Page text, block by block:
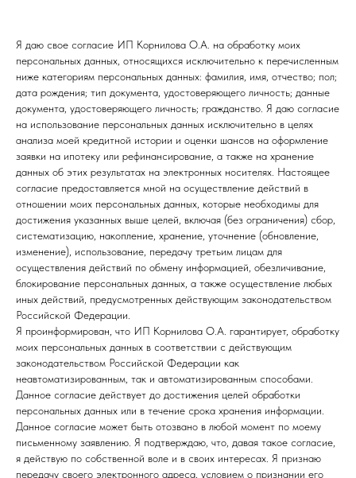
Я даю свое согласие ИП Корнилова О.А. на обработку моих
персональных данных, относящихся исключительно к перечисленным
ниже категориям персональных данных: фамилия, имя, отчество; пол;
дата рождения; тип документа, удостоверяющего личность; данные
документа, удостоверяющего личность; гражданство. Я даю согласие
на использование персональных данных исключительно в целях
анализа моей кредитной истории и оценки шансов на оформление
заявки на ипотеку или рефинансирование, а также на хранение
данных об этих результатах на электронных носителях. Настоящее
согласие предоставляется мной на осуществление действий в
отношении моих персональных данных, которые необходимы для
достижения указанных выше целей, включая (без ограничения) сбор,
систематизацию, накопление, хранение, уточнение (обновление,
изменение), использование, передачу третьим лицам для
осуществления действий по обмену информацией, обезличивание,
блокирование персональных данных, а также осуществление любых
иных действий, предусмотренных действующим законодательством
Российской Федерации.
Я проинформирован, что ИП Корнилова О.А. гарантирует, обработку
моих персональных данных в соответствии с действующим
законодательством Российской Федерации как
неавтоматизированным, так и автоматизированным способами.
Данное согласие действует до достижения целей обработки
персональных данных или в течение срока хранения информации.
Данное согласие может быть отозвано в любой момент по моему
письменному заявлению. Я подтверждаю, что, давая такое согласие,
я действую по собственной воле и в своих интересах. Я признаю
передачу своего электронного адреса, условием о признании его